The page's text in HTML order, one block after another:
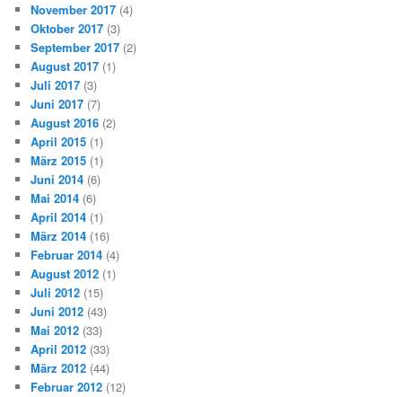
November 2017 (4)
Oktober 2017 (3)
September 2017 (2)
August 2017 (1)
Juli 2017 (3)
Juni 2017 (7)
August 2016 (2)
April 2015 (1)
März 2015 (1)
Juni 2014 (6)
Mai 2014 (6)
April 2014 (1)
März 2014 (16)
Februar 2014 (4)
August 2012 (1)
Juli 2012 (15)
Juni 2012 (43)
Mai 2012 (33)
April 2012 (33)
März 2012 (44)
Februar 2012 (12)